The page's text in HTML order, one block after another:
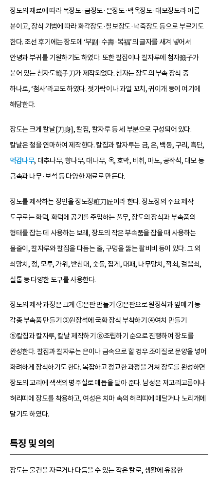
장도의 재료에 따라 목장도·금장도·은장도·백옥장도·대모장도라 이름
붙이고, 장식 기법에 따라 화각장도·칠보장도·낙죽장도 등으로 부르기도
한다. 조선 후기에는 장도에 ‘부副·수壽·복福’의 글자를 새겨 넣어서
안녕과 부귀를 기원하기도 하였다. 또한 칼집이나 칼자루에 첨자籤子가
붙어 있는 첨자도籤子刀가 제작되었다. 첨자는 장도의 부속 장식 중
하나로, ‘첨사’라고도 하였다. 젓가락이나 과일 꼬치, 귀이개 등이 여기에
해당한다.
장도는 크게 칼날[刀身], 칼집, 칼자루 등 세 부분으로 구성되어 있다.
칼날은 철을 연마하여 제작한다. 칼집과 칼자루는 금, 은, 백동, 구리, 흑단,
먹감나무, 대추나무, 향나무, 대나무, 옥, 호박, 비취, 마노, 공작석, 대모 등
금속과 나무·보석 등 다양한 재료로 만든다.
장도를 제작하는 장인을 장도장粧刀匠이라 한다. 장도장의 주요 제작
도구로는 화덕, 화덕에 공기를 주입하는 풀무, 장도의 장식과 부속품의
형태를 잡는 데 사용하는 보래, 장도의 작은 부속품을 잡을 때 사용하는
물줄이, 칼자루와 칼집을 다듬는 줄, 구멍을 뚫는 활비비 등이 있다. 그 외
쇠망치, 정, 모루, 가위, 받침대, 숫돌, 집게, 대패, 나무망치, 깍쇠, 걸음쇠,
실톱 등 다양한 도구를 사용한다.
장도의 제작 과정은 크게 ①은판 만들기 ②은판으로 원장석과 앞메기 등
각종 부속품 만들기 ③원장석에 국화 장식 부착하기 ④여치 만들기
⑤칼집과 칼자루, 칼날 제작하기 ⑥조립하기 순으로 진행하여 장도를
완성한다. 칼집과 칼자루는 은이나 금속으로 할 경우 조이질로 문양을 넣어
화려하게 장식하기도 한다. 복잡하고 정교한 과정을 거쳐 장도를 완성하면
장도의 고리에 색색의 명주실로 매듭을 달아 준다. 남성은 저고리고름이나
허리띠에 장도를 착용하고, 여성은 치마 속의 허리띠에 매달거나 노리개에
달기도 하였다.
특징 및 의의
장도는 물건을 자르거나 다듬을 수 있는 작은 칼로, 생활에 유용한